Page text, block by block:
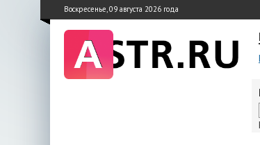
Воскресенье, 09 августа 2026 года